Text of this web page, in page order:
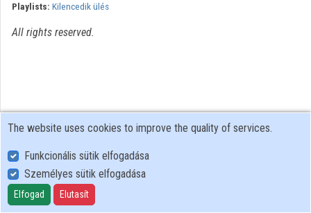
Playlists: Kilencedik ülés
All rights reserved.
User Policy
Adatkezelési tájékoztató (en)
Cookie Policy
The website uses cookies to improve the quality of services.
Funkcionális sütik elfogadása
Személyes sütik elfogadása
Elfogad Elutasít